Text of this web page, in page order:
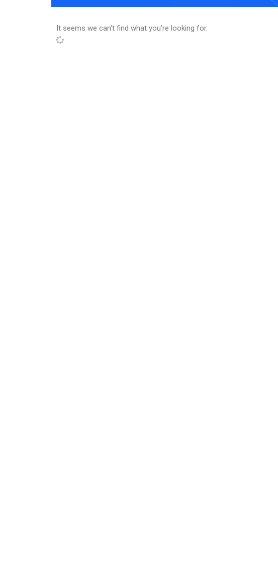
It seems we can't find what you're looking for.